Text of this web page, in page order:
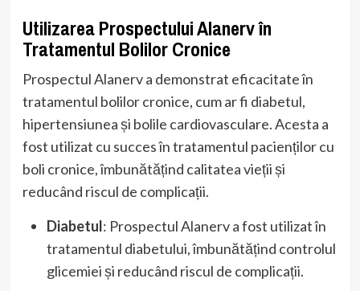
Utilizarea Prospectului Alanerv în
Tratamentul Bolilor Cronice
Prospectul Alanerv a demonstrat eficacitate în
tratamentul bolilor cronice, cum ar fi diabetul,
hipertensiunea și bolile cardiovasculare. Acesta a
fost utilizat cu succes în tratamentul pacienților cu
boli cronice, îmbunătățind calitatea vieții și
reducând riscul de complicații.
Diabetul: Prospectul Alanerv a fost utilizat în
tratamentul diabetului, îmbunătățind controlul
glicemiei și reducând riscul de complicații.